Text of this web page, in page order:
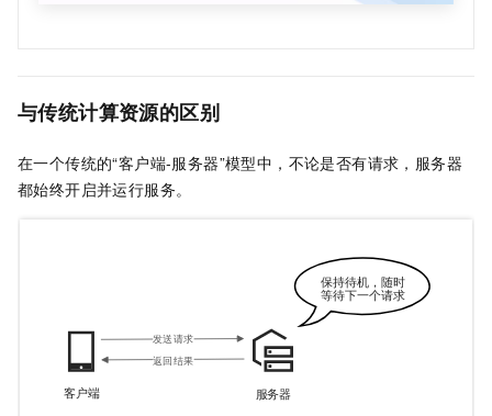
与传统计算资源的区别
在一个传统的“客户端-服务器”模型中，不论是否有请求，服务器
都始终开启并运行服务。